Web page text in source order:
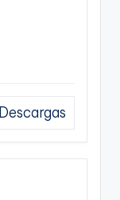
Descargas